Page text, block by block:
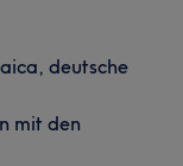
deutsche
mit den